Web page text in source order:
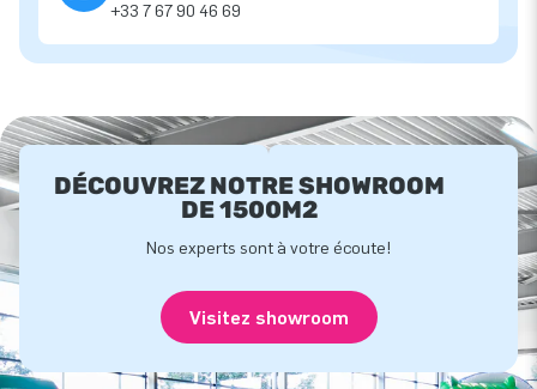
+33 7 67 90 46 69
DÉCOUVREZ NOTRE SHOWROOM
DE 1500M2
Nos experts sont à votre écoute!
Visitez showroom